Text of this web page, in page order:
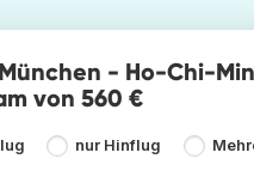
- Ho-Chi-
von 560 €
nur Hinflug